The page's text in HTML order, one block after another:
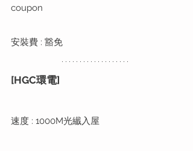
coupon
安裝費 : 豁免
[HGC環電]
速度 : 1000M光纎入屋